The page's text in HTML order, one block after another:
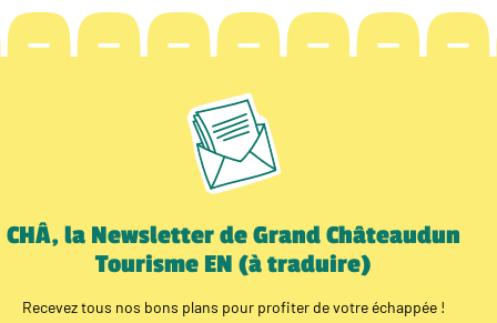
CHÂ, la Newsletter de Grand Châteaudun
Tourisme EN (à traduire)
Recevez tous nos bons plans pour profiter de votre échappée !